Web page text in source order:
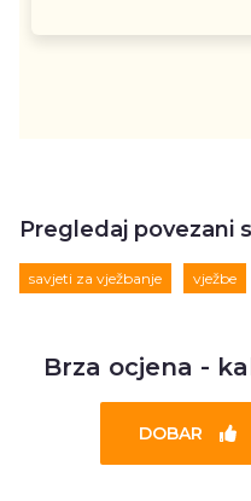
Pregledaj povezani
savjeti za vježbanje vježbe
Brza ocjena -
DOBAR